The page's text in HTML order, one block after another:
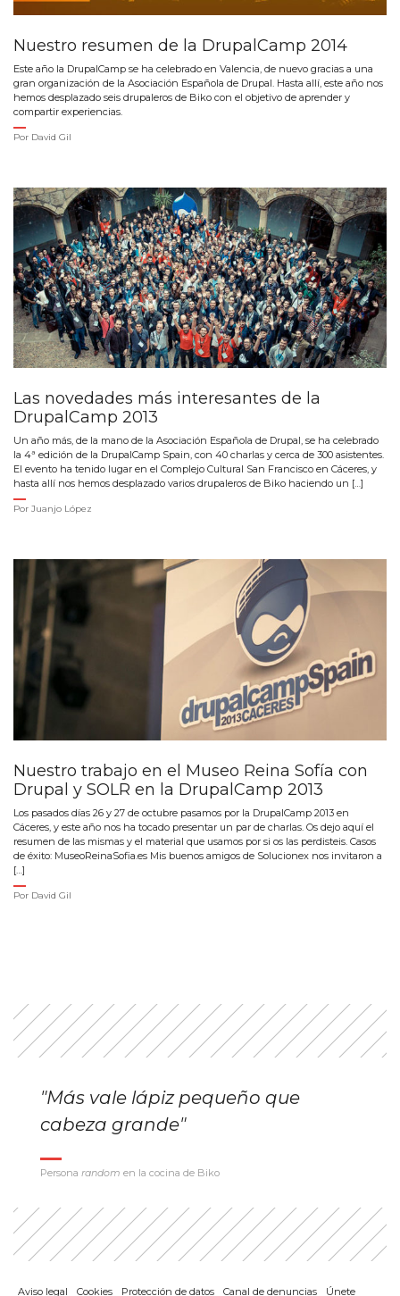
Nuestro resumen de la DrupalCamp 2014
Este año la DrupalCamp se ha celebrado en Valencia, de nuevo gracias a una
gran organización de la Asociación Española de Drupal. Hasta allí, este año nos
hemos desplazado seis drupaleros de Biko con el objetivo de aprender y
compartir experiencias.
Por David Gil
Las novedades más interesantes de la
DrupalCamp 2013
Un año más, de la mano de la Asociación Española de Drupal, se ha celebrado
la 4ª edición de la DrupalCamp Spain, con 40 charlas y cerca de 300 asistentes.
El evento ha tenido lugar en el Complejo Cultural San Francisco en Cáceres, y
hasta allí nos hemos desplazado varios drupaleros de Biko haciendo un […]
Por Juanjo López
Nuestro trabajo en el Museo Reina Sofía con
Drupal y SOLR en la DrupalCamp 2013
Los pasados días 26 y 27 de octubre pasamos por la DrupalCamp 2013 en
Cáceres, y este año nos ha tocado presentar un par de charlas. Os dejo aquí el
resumen de las mismas y el material que usamos por si os las perdisteis. Casos
de éxito: MuseoReinaSofia.es Mis buenos amigos de Solucionex nos invitaron a
[…]
Por David Gil
"Más vale lápiz pequeño que
cabeza grande"
Persona random en la cocina de Biko
Aviso legal Cookies Protección de datos Canal de denuncias Únete